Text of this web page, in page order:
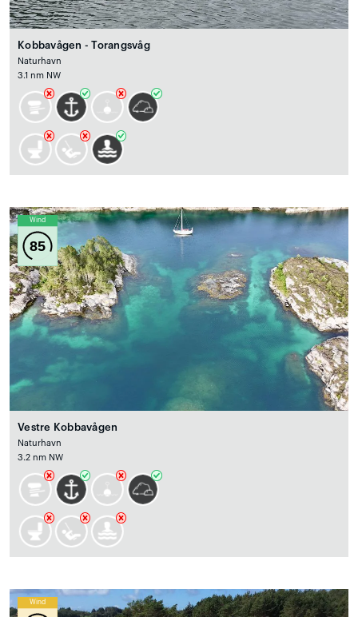
Kobbavågen - Torangsvåg
Naturhavn
3.1 nm NW
Wind
85
Vestre Kobbavågen
Naturhavn
3.2 nm NW
Wind